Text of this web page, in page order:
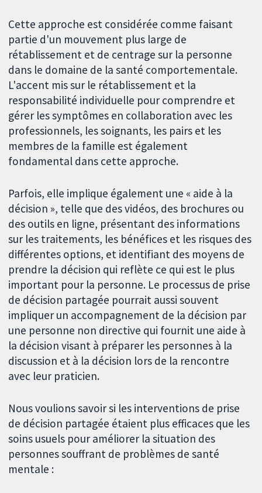
Cette approche est considérée comme faisant
partie d'un mouvement plus large de
rétablissement et de centrage sur la personne
dans le domaine de la santé comportementale.
L'accent mis sur le rétablissement et la
responsabilité individuelle pour comprendre et
gérer les symptômes en collaboration avec les
professionnels, les soignants, les pairs et les
membres de la famille est également
fondamental dans cette approche.
Parfois, elle implique également une « aide à la
décision », telle que des vidéos, des brochures ou
des outils en ligne, présentant des informations
sur les traitements, les bénéfices et les risques des
différentes options, et identifiant des moyens de
prendre la décision qui reflète ce qui est le plus
important pour la personne. Le processus de prise
de décision partagée pourrait aussi souvent
impliquer un accompagnement de la décision par
une personne non directive qui fournit une aide à
la décision visant à préparer les personnes à la
discussion et à la décision lors de la rencontre
avec leur praticien.
Nous voulions savoir si les interventions de prise
de décision partagée étaient plus efficaces que les
soins usuels pour améliorer la situation des
personnes souffrant de problèmes de santé
mentale :